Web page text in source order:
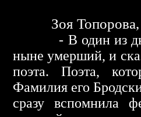
Зоя Топорова,
- В один из дней
ныне умерший, и
поэта. Поэта,
Фамилия его
сразу вспомнила